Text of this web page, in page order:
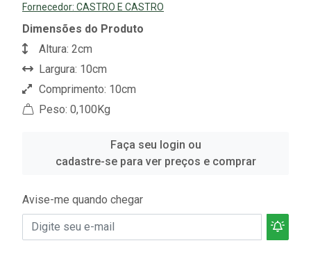
Fornecedor: CASTRO E CASTRO
Dimensões do Produto
Altura: 2cm
Largura: 10cm
Comprimento: 10cm
Peso: 0,100Kg
Faça seu login ou
cadastre-se para ver preços e comprar
Avise-me quando chegar